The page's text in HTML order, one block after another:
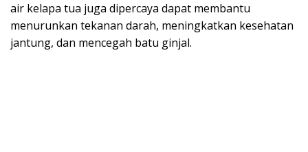
air kelapa tua juga dipercaya dapat membantu
menurunkan tekanan darah, meningkatkan kesehatan
jantung, dan mencegah batu ginjal.